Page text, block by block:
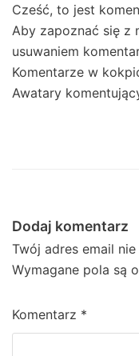
Cześć, to jest
Aby zapoznać się z
usuwaniem
Komentarze w
Awatary
Dodaj komentarz
Twój adres email
Wymagane pola są
Komentarz *